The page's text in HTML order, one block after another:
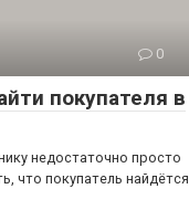
0
покупателя в
недостаточно просто
что покупатель найдётся